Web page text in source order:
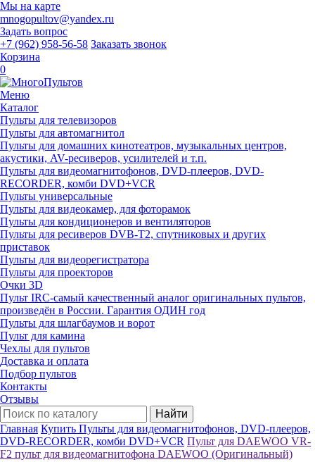
Мы на карте
mnogopultov@yandex.ru
Задать вопрос
+7 (962) 958-56-58 Заказать звонок
Корзина
0
Меню
Каталог
Пульты для телевизоров
Пульты для автомагнитол
Пульты для домашних кинотеатров, музыкальных центров,
акустики, AV-ресиверов, усилителей и т.п.
Пульты для видеомагнитофонов, DVD-плееров, DVD-
RECORDER, комби DVD+VCR
Пульты универсальные
Пульты для видеокамер, для фоторамок
Пульты для кондиционеров и вентиляторов
Пульты для ресиверов DVB-T2, спутниковых и других
приставок
Пульты для видеорегистратора
Пульты для проекторов
Очки 3D
Пульт IRC-самый качественный аналог оригинальных пультов,
произведён в России. Гарантия ОДИН год
Пульты для шлагбаумов и ворот
Пульт для камина
Чехлы для пультов
Доставка и оплата
Подбор пультов
Контакты
Отзывы
Найти
Главная Купить Пульты для видеомагнитофонов, DVD-плееров,
DVD-RECORDER, комби DVD+VCR Пульт для DAEWOO VR-
F2 пульт для видеомагнитофона DAEWOO (Оригинальный)